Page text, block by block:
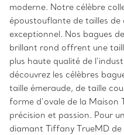
moderne. Notre célèbre
époustouflante de tailles
exceptionnel. Nos bagues
brillant rond offrent une
plus haute qualité de
découvrez les célèbres
taille émeraude, de taille
forme d’ovale de la
précision et passion. Pour
diamant Tiffany TrueMD de